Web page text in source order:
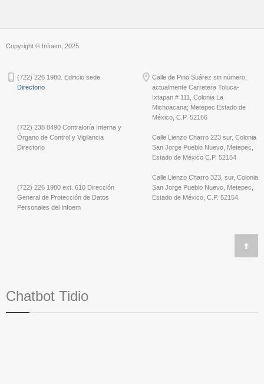
Copyright © Infoem, 2025
(722) 226 1980. Edificio sede
Directorio
(722) 238 8490 Contraloría Interna y
Órgano de Control y Vigilancia
Directorio
(722) 226 1980 ext. 610 Dirección
General de Protección de Datos
Personales del Infoem
Calle de Pino Suárez sin número,
actualmente Carretera Toluca-
Ixtapan # 111, Colonia La
Michoacana; Metepec Estado de
México, C.P. 52166
Calle Lienzo Charro 223 sur, Colonia
San Jorge Pueblo Nuevo, Metepec,
Estado de México C.P. 52154
Calle Lienzo Charro 323, sur, Colonia
San Jorge Pueblo Nuevo, Metepec,
Estado de México, C.P. 52154.
Chatbot Tidio